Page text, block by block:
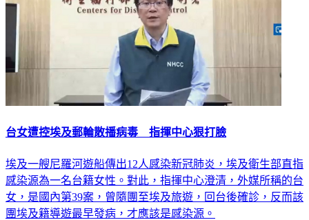
台女遭控埃及郵輪散播病毒 指揮中心狠打臉
埃及一艘尼羅河遊船傳出12人感染新冠肺炎，埃及衛生部直指
感染源為一名台籍女性。對此，指揮中心澄清，外媒所稱的台
女，是國內第39案，曾隨團至埃及旅遊，回台後確診，反而該
團埃及籍導遊最早發病，才應該是感染源。